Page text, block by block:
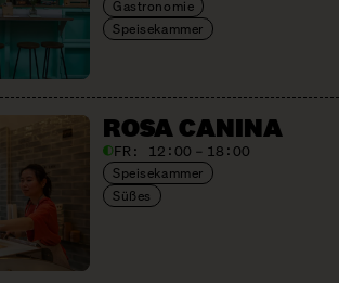
Gastronomie
Speisekammer
ROSA CANINA
FR: 12:00 – 18:00
Speisekammer
Süßes